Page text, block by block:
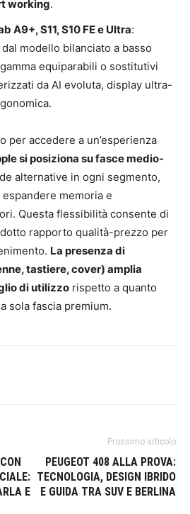
working.
A9+, S11, S10 FE e Ultra:
modello bilanciato a basso
equiparabili o sostitutivi
da AI evoluta, display ultra-
per accedere a un’esperienza
si posiziona su fasce medio-
alternative in ogni segmento,
memoria e
Questa flessibilità consente di
rapporto qualità-prezzo per
La presenza di
tastiere, cover) amplia
di utilizzo rispetto a quanto
sola fascia premium.
E
Prossimo articolo
PEUGEOT 408 ALLA PROVA:
TECNOLOGIA, DESIGN IBRIDO
E GUIDA TRA SUV E BERLINA